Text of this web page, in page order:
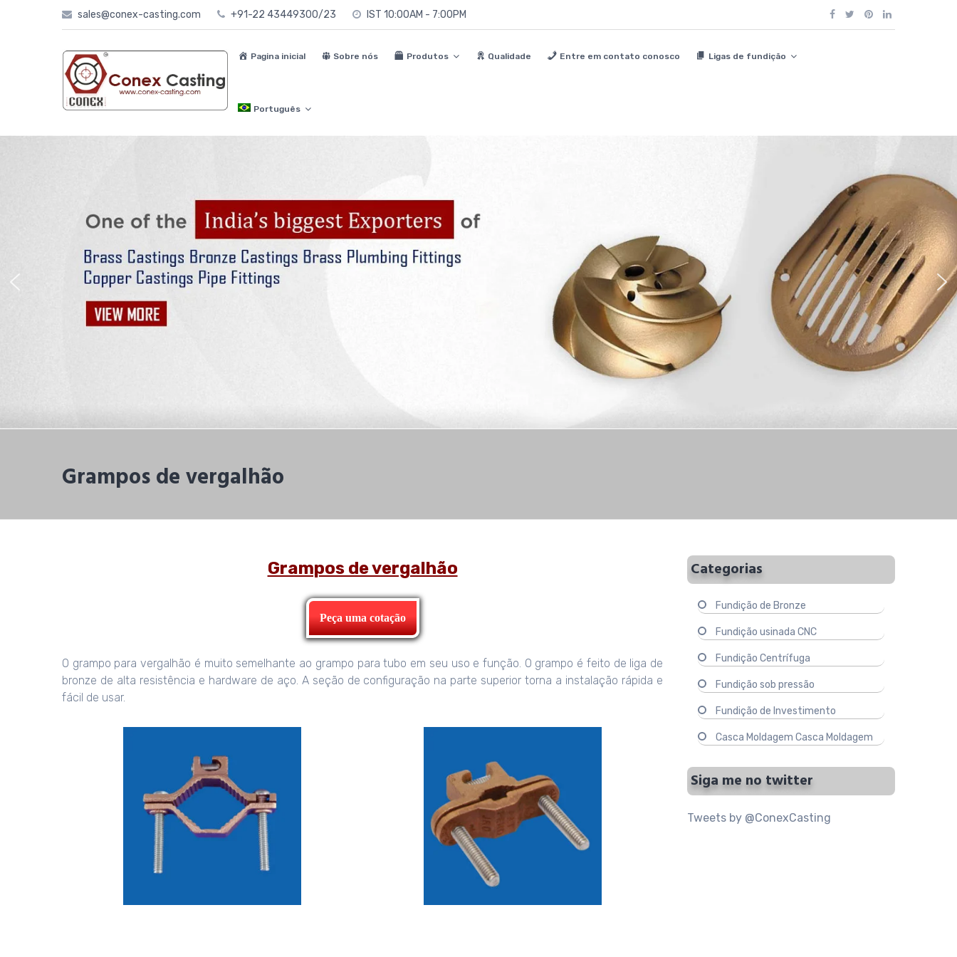
sales@conex-casting.com +91-22 43449300/23 IST 10:00AM - 7:00PM
Pagina inicial Sobre nós Produtos Qualidade Entre em contato conosco Ligas de fundição
Português
Grampos de vergalhão
Grampos de vergalhão
Peça uma cotação
O grampo para vergalhão é muito semelhante ao grampo para tubo em seu uso e função. O grampo é feito de liga de
bronze de alta resistência e hardware de aço. A seção de configuração na parte superior torna a instalação rápida e
fácil de usar.
Categorias
Fundição de Bronze
Fundição usinada CNC
Fundição Centrífuga
Fundição sob pressão
Fundição de Investimento
Casca Moldagem Casca Moldagem
Siga me no twitter
Tweets by @ConexCasting